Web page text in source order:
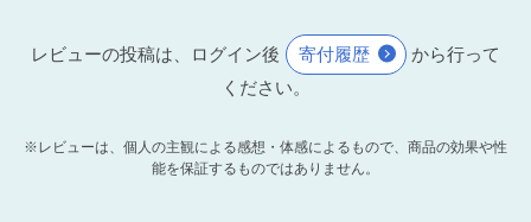
レビューの投稿は、ログイン後 寄付履歴
から行って
ください。
※レビューは、個人の主観による感想・体感によるもので、商品の効果や性
能を保証するものではありません。